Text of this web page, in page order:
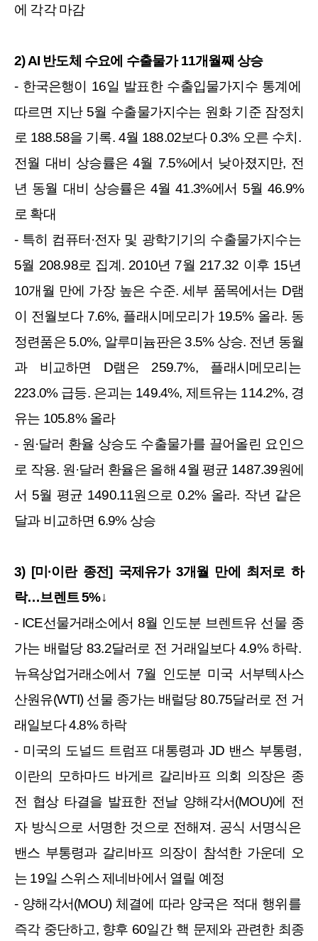
에 각각 마감
2) AI 반도체 수요에 수출물가 11개월째 상승
- 한국은행이 16일 발표한 수출입물가지수 통계에
따르면 지난 5월 수출물가지수는 원화 기준 잠정치
로 188.58을 기록. 4월 188.02보다 0.3% 오른 수치.
전월 대비 상승률은 4월 7.5%에서 낮아졌지만, 전
년 동월 대비 상승률은 4월 41.3%에서 5월 46.9%
로 확대
- 특히 컴퓨터·전자 및 광학기기의 수출물가지수는
5월 208.98로 집계. 2010년 7월 217.32 이후 15년
10개월 만에 가장 높은 수준. 세부 품목에서는 D램
이 전월보다 7.6%, 플래시메모리가 19.5% 올라. 동
정련품은 5.0%, 알루미늄판은 3.5% 상승. 전년 동월
과 비교하면 D램은 259.7%, 플래시메모리는
223.0% 급등. 은괴는 149.4%, 제트유는 114.2%, 경
유는 105.8% 올라
- 원·달러 환율 상승도 수출물가를 끌어올린 요인으
로 작용. 원·달러 환율은 올해 4월 평균 1487.39원에
서 5월 평균 1490.11원으로 0.2% 올라. 작년 같은
달과 비교하면 6.9% 상승
3) [미·이란 종전] 국제유가 3개월 만에 최저로 하
락…브렌트 5%↓
- ICE선물거래소에서 8월 인도분 브렌트유 선물 종
가는 배럴당 83.2달러로 전 거래일보다 4.9% 하락.
뉴욕상업거래소에서 7월 인도분 미국 서부텍사스
산원유(WTI) 선물 종가는 배럴당 80.75달러로 전 거
래일보다 4.8% 하락
- 미국의 도널드 트럼프 대통령과 JD 밴스 부통령,
이란의 모하마드 바게르 갈리바프 의회 의장은 종
전 협상 타결을 발표한 전날 양해각서(MOU)에 전
자 방식으로 서명한 것으로 전해져. 공식 서명식은
밴스 부통령과 갈리바프 의장이 참석한 가운데 오
는 19일 스위스 제네바에서 열릴 예정
- 양해각서(MOU) 체결에 따라 양국은 적대 행위를
즉각 중단하고, 향후 60일간 핵 문제와 관련한 최종